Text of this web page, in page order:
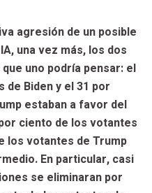
agresión de un posible
una vez más, los dos
uno podría pensar: el
Biden y el 31 por
estaban a favor del
ciento de los votantes
los votantes de Trump
En particular, casi
se eliminaran por